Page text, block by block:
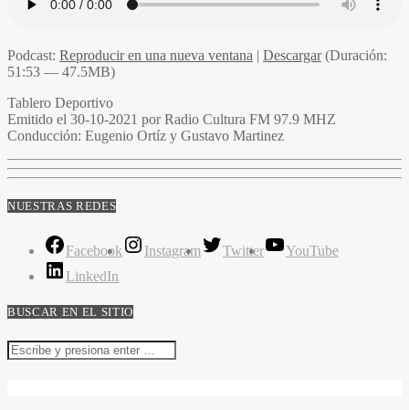
Podcast: Reproducir en una nueva ventana | Descargar(Duración:
51:53 — 47.5MB)
Tablero Deportivo
Emitido el 30-10-2021 por Radio Cultura FM 97.9 MHZ
Conducción: Eugenio Ortíz y Gustavo Martinez
NUESTRAS REDES
Facebook Instagram Twitter
YouTube
LinkedIn
BUSCAR EN EL SITIO